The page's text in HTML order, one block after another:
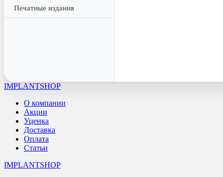
Печатные издания
IMPLANTSHOP
О компании
Акции
Уценка
Доставка
Оплата
Статьи
IMPLANTSHOP